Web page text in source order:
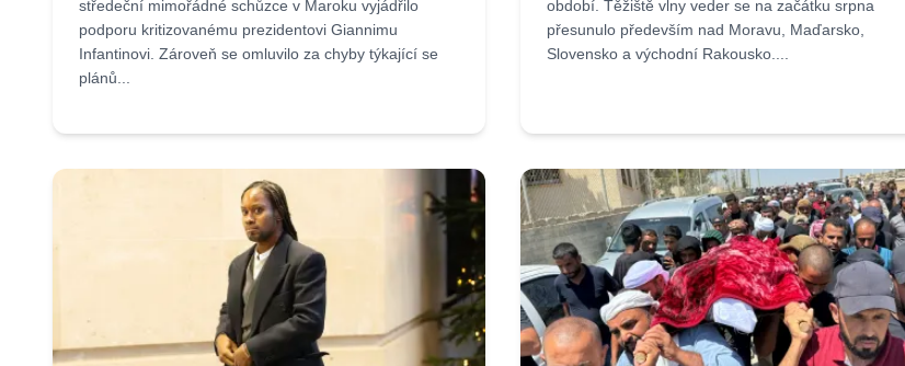
středeční mimořádné schůzce v Maroku vyjádřilo
podporu kritizovanému prezidentovi Giannimu
Infantinovi. Zároveň se omluvilo za chyby týkající se
plánů...
období. Těžiště vlny veder se na začátku srpna
přesunulo především nad Moravu, Maďarsko,
Slovensko a východní Rakousko....